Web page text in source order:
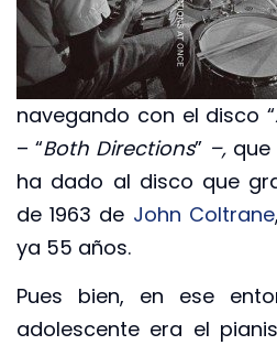
navegando con el disco “
– “Both Directions” –,que
ha dado al disco que
de 1963 de John Coltrane
ya 55 años.
Pues bien, en ese
adolescente era el